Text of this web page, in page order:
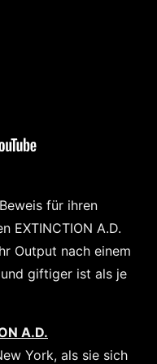
für ihren
EXTINCTION A.D.
Output nach einem
giftiger ist als je
A.D.
York, als sie sich